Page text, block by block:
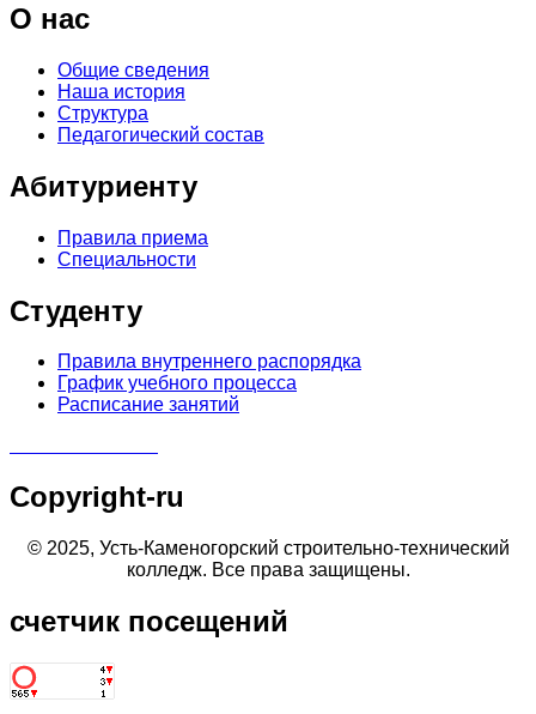
О нас
Общие сведения
Наша история
Структура
Педагогический состав
Абитуриенту
Правила приема
Специальности
Студенту
Правила внутреннего распорядка
График учебного процесса
Расписание занятий
Copyright-ru
© 2025, Усть-Каменогорский строительно-технический
колледж. Все права защищены.
счетчик посещений